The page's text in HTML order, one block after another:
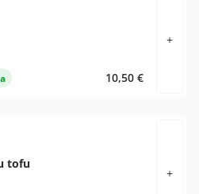
10,50 €
+
tofu
+